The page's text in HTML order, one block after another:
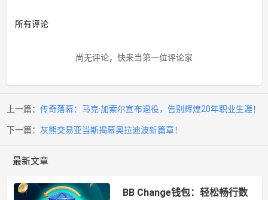
所有评论
尚无评论，快来当第一位评论家
上一篇： 传奇落幕：马克·加索尔宣布退役，告别辉煌20年职业生涯！
下一篇： 灰熊交易亚当斯揭幕奥拉迪波新篇章！
最新文章
BB Change钱包：轻松畅行数